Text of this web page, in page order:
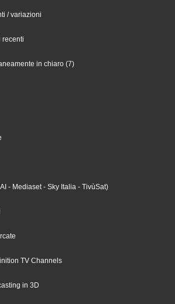
/ variazioni
recenti
in chiaro (7)
- Mediaset - Sky Italia - TivùSat)
TV Channels
in 3D